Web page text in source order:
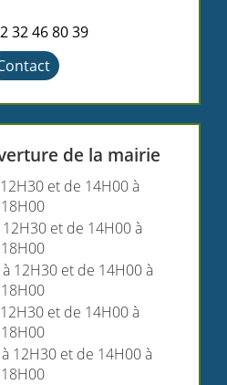
32 46 80 39
de la mairie
et de 14H00 à
18H00
et de 14H00 à
18H00
12H30 et de 14H00 à
18H00
et de 14H00 à
18H00
12H30 et de 14H00 à
18H00